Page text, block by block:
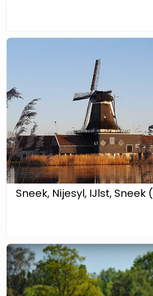
Sneek, Nijesyl, IJlst, Sneek